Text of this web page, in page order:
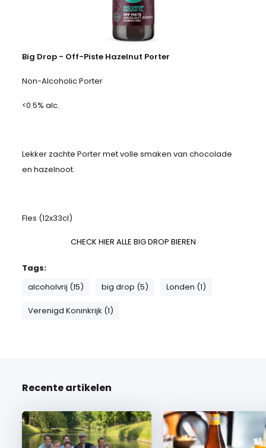
Big Drop - Off-Piste Hazelnut Porter
Non-Alcoholic Porter
<0.5% alc.
Lekker zachte Porter met volle smaken van chocolade
en hazelnoot.
Fles (12x33cl)
CHECK HIER ALLE BIG DROP BIEREN
Tags:
alcoholvrij (15)
big drop (5) Londen (1)
Verenigd Koninkrijk (1)
Recente artikelen